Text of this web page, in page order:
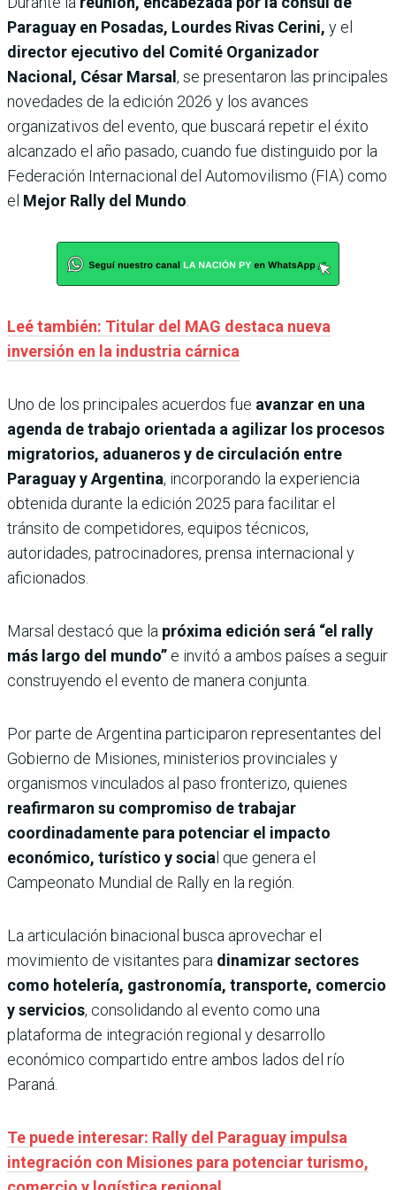
Paraguay en Posadas, Lourdes Rivas Cerini, y el
director ejecutivo del Comité Organizador
Nacional, César Marsal , se presentaron las principales
novedades de la edición 2026 y los avances
organizativos del evento, que buscará repetir el éxito
alcanzado el año pasado, cuando fue distinguido por la
Federación Internacional del Automovilismo (FIA) como
el Mejor Rally del Mundo
Leé también: Titular del MAG destaca nueva
inversión en la industria cárnica
Uno de los principales acuerdos fue avanzar en una
agenda de trabajo orientada a agilizar los procesos
migratorios, aduaneros y de circulación entre
Paraguay y Argentina, incorporando la experiencia
obtenida durante la edición 2025 para facilitar el
tránsito de competidores, equipos técnicos,
autoridades, patrocinadores, prensa internacional y
aficionados.
Marsal destacó que la próxima edición será “el rally
más largo del mundo” e invitó a ambos países a seguir
construyendo el evento de manera conjunta.
Por parte de Argentina participaron representantes del
Gobierno de Misiones, ministerios provinciales y
organismos vinculados al paso fronterizo, quienes
reafirmaron su compromiso de trabajar
coordinadamente para potenciar el impacto
económico, turístico y socia l que genera el
Campeonato Mundial de Rally en la región.
La articulación binacional busca aprovechar el
movimiento de visitantes para dinamizar sectores
como hotelería, gastronomía, transporte, comercio
y servicios, consolidando al evento como una
plataforma de integración regional y desarrollo
económico compartido entre ambos lados del río
Paraná.
Te puede interesar: Rally del Paraguay impulsa
integración con Misiones para potenciar turismo,